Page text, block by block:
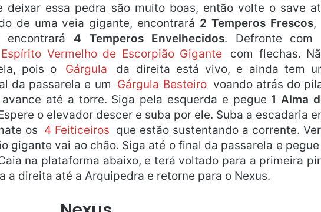
deixar essa pedra são muito boas, então volte o save
de uma veia gigante, encontrará 2 Temperos Frescos,
4 Temperos Envelhecidos. Defronte com
Espírito Vermelho de Escorpião Gigante
com flechas.
pois o
Gárgula
da direita está vivo, e ainda tem
da passarela e um Gárgula Besteiro voando atrás do
até a torre. Siga pela esquerda e pegue 1 Alma
o elevador descer e suba por ele. Suba a escadaria
os 4 Feiticeiros que estão sustentando a corrente.
gigante vai ao chão. Siga até o final da passarela e pegue
na plataforma abaixo, e terá voltado para a primeira
a direita até a Arquipedra e retorne para o Nexus.